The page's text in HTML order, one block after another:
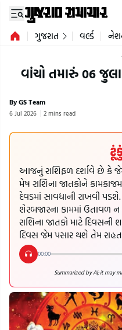
ગુજરાત વર્લ્ડ
વાંચો તમારું 06
By GS Team
6 Jul 2026 2 mins read
આજનું રાશિફળ દર્શાવે છે કે
મેષ રાશિના જાતકોને
દેવડમાં સાવધાની રાખવી
શેરબજારના કામમાં ઉતાવળ ન
રાશિના જાતકો માટે
દિવસ જેમ પસાર થશે તેમ
00:00
Summarized by AI; it may